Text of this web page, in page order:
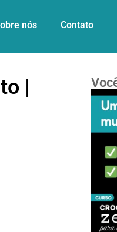
nós Contato
|